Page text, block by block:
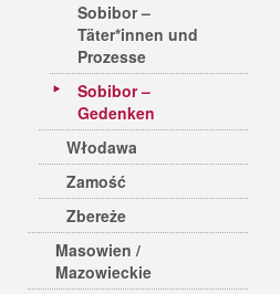
Sobibor –
Täter*innen und
Prozesse
Sobibor –
Gedenken
Włodawa
Zamość
Zbereże
Masowien /
Mazowieckie